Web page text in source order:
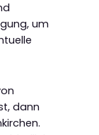
um
dann